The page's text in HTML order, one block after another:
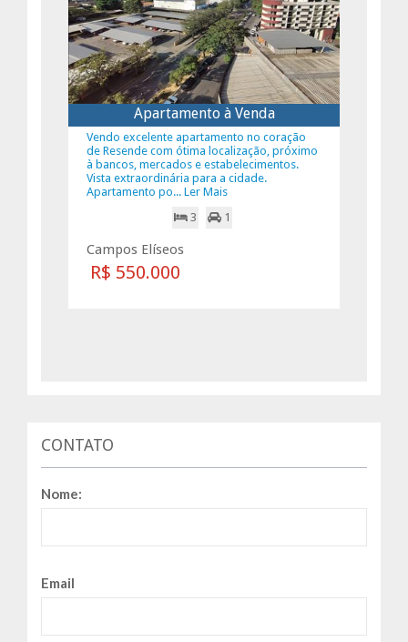
Apartamento à Venda
Vendo excelente apartamento no coração
de Resende com ótima localização, próximo
à bancos, mercados e estabelecimentos.
Vista extraordinária para a cidade.
Apartamento po... Ler Mais
3
1
Campos Elíseos
R$ 550.000
CONTATO
Nome:
Email